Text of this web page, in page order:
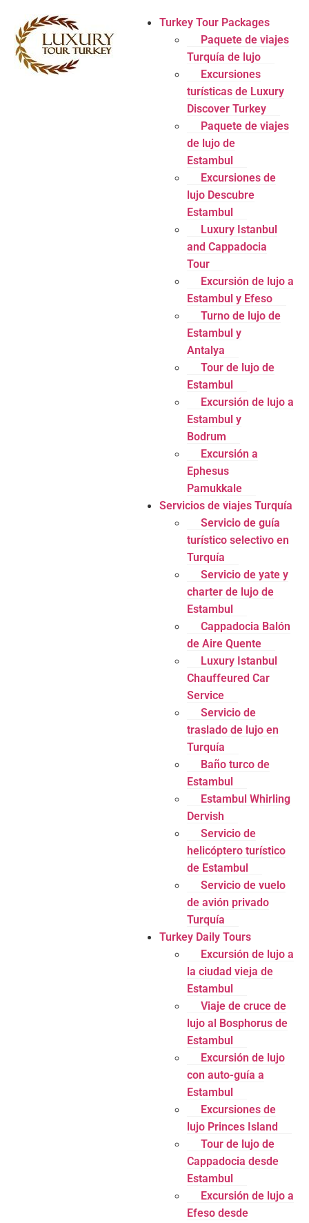
Turkey Tour Packages
Paquete de viajes
Turquía de lujo
Excursiones
turísticas de Luxury
Discover Turkey
Paquete de viajes
de lujo de
Estambul
Excursiones de
lujo Descubre
Estambul
Luxury Istanbul
and Cappadocia
Tour
Excursión de lujo a
Estambul y Efeso
Turno de lujo de
Estambul y
Antalya
Tour de lujo de
Estambul
Excursión de lujo a
Estambul y
Bodrum
Excursión a
Ephesus
Pamukkale
Servicios de viajes Turquía
Servicio de guía
turístico selectivo en
Turquía
Servicio de yate y
charter de lujo de
Estambul
Cappadocia Balón
de Aire Quente
Luxury Istanbul
Chauffeured Car
Service
Servicio de
traslado de lujo en
Turquía
Baño turco de
Estambul
Estambul Whirling
Dervish
Servicio de
helicóptero turístico
de Estambul
Servicio de vuelo
de avión privado
Turquía
Turkey Daily Tours
Excursión de lujo a
la ciudad vieja de
Estambul
Viaje de cruce de
lujo al Bosphorus de
Estambul
Excursión de lujo
con auto-guía a
Estambul
Excursiones de
lujo Princes Island
Tour de lujo de
Cappadocia desde
Estambul
Excursión de lujo a
Efeso desde